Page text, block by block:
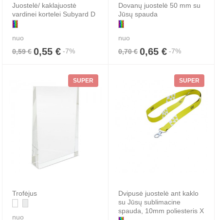
Juostelė/ kaklajuostė
vardinei kortelei Subyard D
nuo
0,59 € 0,55 € -7%
Dovanų juostelė 50 mm su
Jūsų spauda
nuo
0,70 € 0,65 € -7%
SUPER
Trofėjus
nuo
SUPER
Dvipusė juostelė ant kaklo
su Jūsų sublimacine
spauda, 10mm poliesteris X